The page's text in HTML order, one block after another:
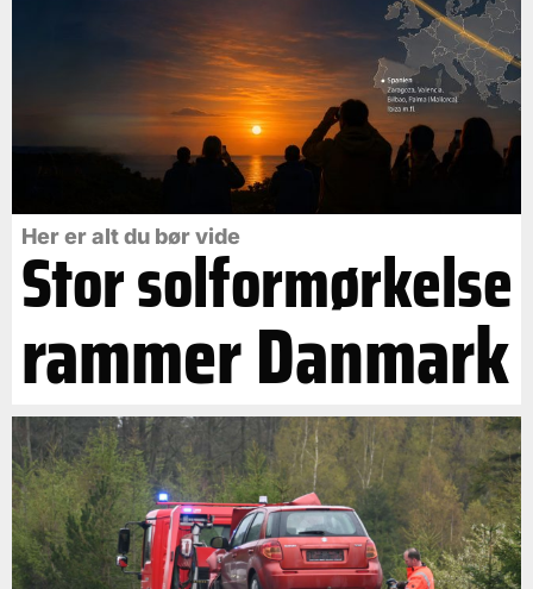
Her er alt du bør vide
Stor solformørkelse
rammer Danmark